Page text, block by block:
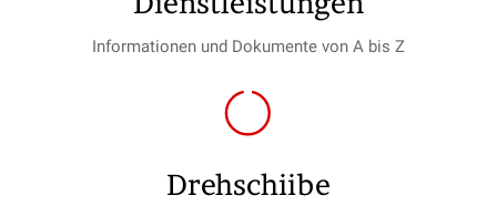
Informationen und Dokumente von A bis Z
Drehschiibe